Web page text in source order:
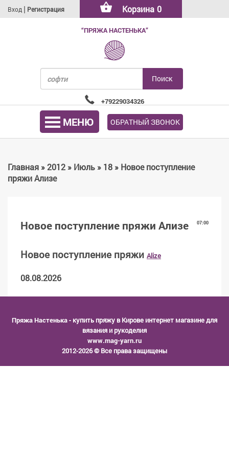
Вход | Регистрация Корзина 0
“ПРЯЖА НАСТЕНЬКА”
+79229034326
МЕНЮ ОБРАТНЫЙ ЗВОНОК
Главная»2012» Июль» 18» Новое поступление
пряжи Ализе
07:00
Новое поступление пряжи Ализе
Новое поступление пряжи Alize
08.08.2026
Пряжа Настенька- купить пряжу в Кирове интернет магазине для
вязания и рукоделия
www.mag-yarn.ru
2012-2026 © Все права защищены